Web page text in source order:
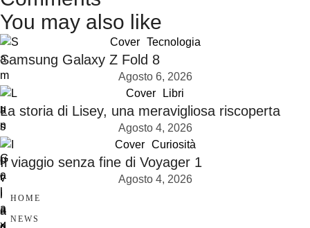
You may also like
Cover Tecnologia
Samsung Galaxy Z Fold 8
Agosto 6, 2026
Cover
Libri
La storia di Lisey, una meravigliosa riscoperta
Agosto 4, 2026
Cover
Curiosità
Il viaggio senza fine di Voyager 1
Agosto 4, 2026
HOME
NEWS